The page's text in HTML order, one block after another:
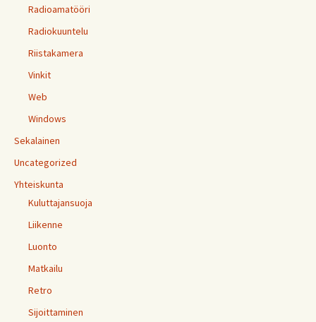
Radioamatööri
Radiokuuntelu
Riistakamera
Vinkit
Web
Windows
Sekalainen
Uncategorized
Yhteiskunta
Kuluttajansuoja
Liikenne
Luonto
Matkailu
Retro
Sijoittaminen